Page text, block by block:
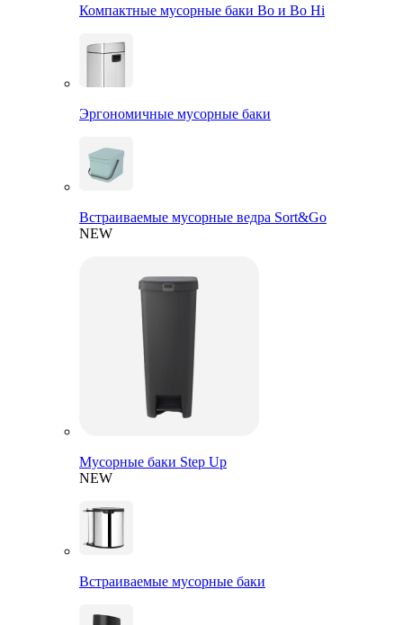
Компактные мусорные баки Bo и Bo Hi
Эргономичные мусорные баки
Встраиваемые мусорные ведра Sort&Go
NEW
Мусорные баки Step Up
NEW
Встраиваемые мусорные баки